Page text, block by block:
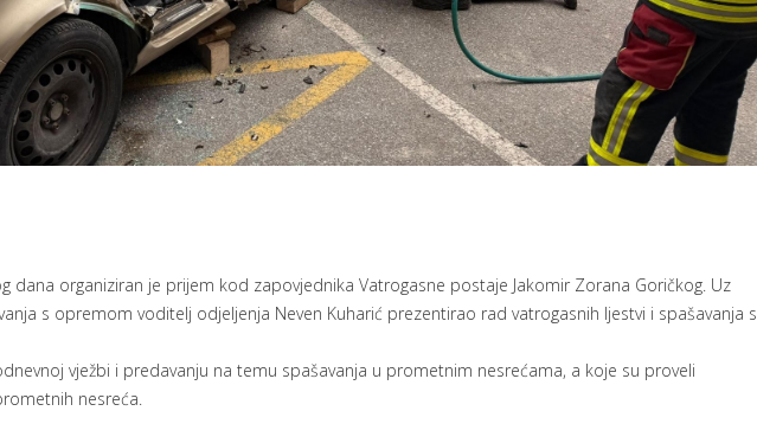
dana organiziran je prijem kod zapovjednika Vatrogasne postaje Jakomir Zorana Goričkog. Uz
s opremom voditelj odjeljenja Neven Kuharić prezentirao rad vatrogasnih ljestvi i spašavanja s
vježbi i predavanju na temu spašavanja u prometnim nesrećama, a koje su proveli
nesreća.